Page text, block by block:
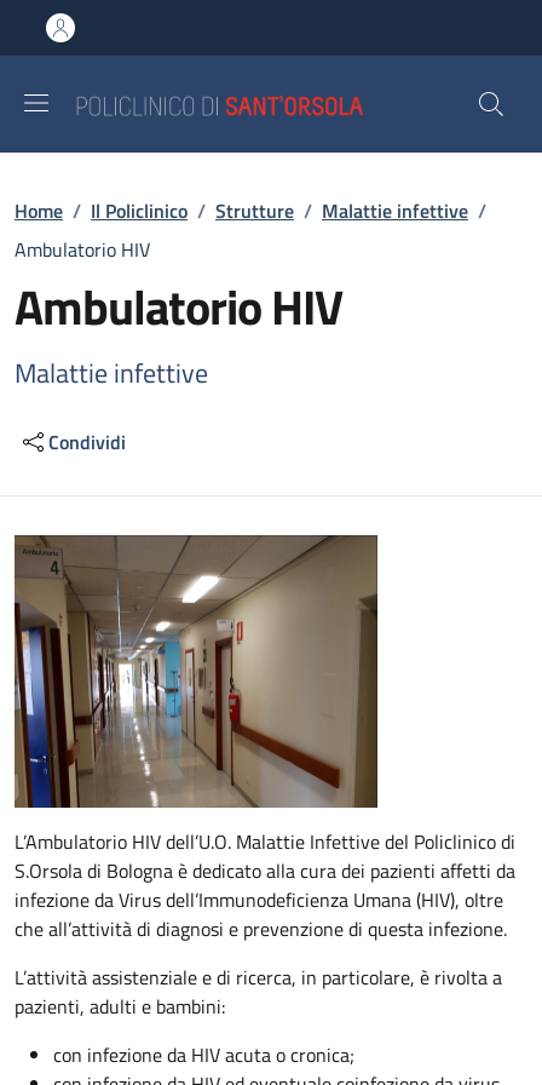
al contenuto principale
to footer content
Briciole di pane
Home / Il Policlinico / Strutture / Malattie infettive /
Ambulatorio HIV
Ambulatorio HIV
Malattie infettive
Condividi
Descrizione
L’Ambulatorio HIV dell’U.O. Malattie Infettive del Policlinico di
S.Orsola di Bologna è dedicato alla cura dei pazienti affetti da
infezione da Virus dell’Immunodeficienza Umana (HIV), oltre
che all’attività di diagnosi e prevenzione di questa infezione.
L’attività assistenziale e di ricerca, in particolare, è rivolta a
pazienti, adulti e bambini:
con infezione da HIV acuta o cronica;